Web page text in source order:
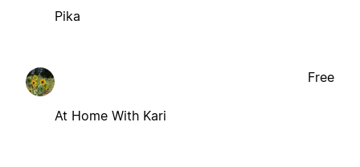
Pika
At Home With Kari
Free